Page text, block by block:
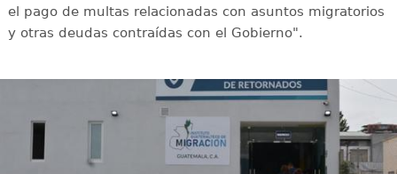
el pago de multas relacionadas con asuntos migratorios
y otras deudas contraídas con el Gobierno".